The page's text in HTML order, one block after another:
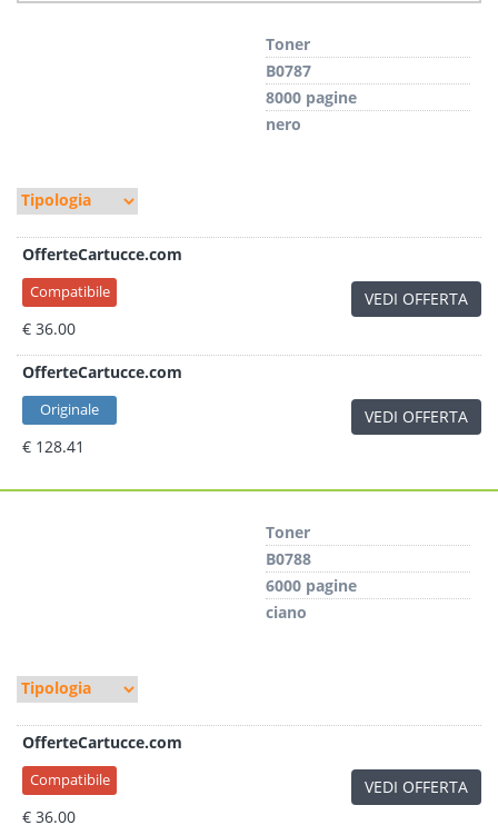
Toner
B0787
8000 pagine
nero
OfferteCartucce.com
Compatibile
€ 36.00
VEDI OFFERTA
OfferteCartucce.com
Originale
€ 128.41
VEDI OFFERTA
Toner
B0788
6000 pagine
ciano
OfferteCartucce.com
Compatibile
€ 36.00
VEDI OFFERTA